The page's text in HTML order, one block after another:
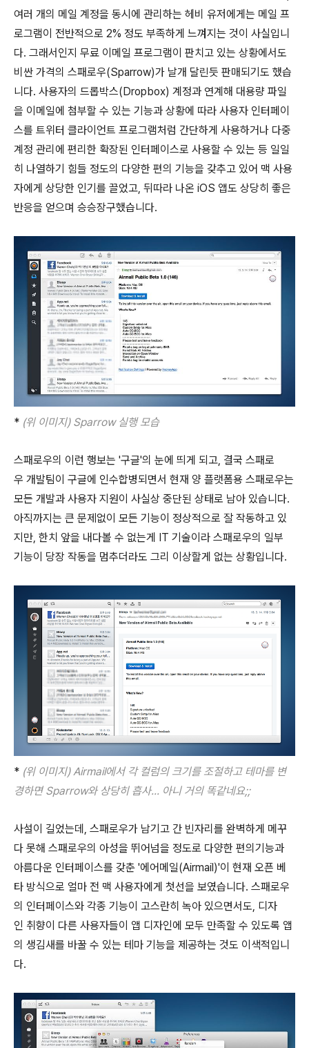
여러 개의 메일 계정을 동시에 관리하는 헤비 유저에게는 메일 프
로그램이 전반적으로 2% 정도 부족하게 느껴지는 것이 사실입니
다. 그래서인지 무료 이메일 프로그램이 판치고 있는 상황에서도
비싼 가격의 스패로우(Sparrow)가 날개 달린듯 판매되기도 했습
니다. 사용자의 드롭박스(Dropbox) 계정과 연계해 대용량 파일
을 이메일에 첨부할 수 있는 기능과 상황에 따라 사용자 인터페이
스를 트위터 클라이언트 프로그램처럼 간단하게 사용하거나 다중
계정 관리에 편리한 확장된 인터페이스로 사용할 수 있는 등 일일
히 나열하기 힘들 정도의 다양한 편의 기능을 갖추고 있어 맥 사용
자에게 상당한 인기를 끌었고, 뒤따라 나온 iOS 앱도 상당히 좋은
반응을 얻으며 승승장구했습니다.
* (위 이미지) Sparrow 실행 모습
스패로우의 이런 행보는 '구글'의 눈에 띄게 되고, 결국 스패로
우 개발팀이 구글에 인수합병되면서 현재 양 플랫폼용 스패로우는
모든 개발과 사용자 지원이 사실상 중단된 상태로 남아 있습니다.
아직까지는 큰 문제없이 모든 기능이 정상적으로 잘 작동하고 있
지만, 한치 앞을 내다볼 수 없는게 IT 기술이라 스패로우의 일부
기능이 당장 작동을 멈추더라도 그리 이상할게 없는 상황입니다.
* (위 이미지) Airmail에서 각 컬럼의 크기를 조절하고 테마를 변
경하면 Sparrow와 상당히 흡사... 아니 거의 똑같네요;;
사설이 길었는데, 스패로우가 남기고 간 빈자리를 완벽하게 메꾸
다 못해 스패로우의 아성을 뛰어넘을 정도로 다양한 편의기능과
아름다운 인터페이스를 갖춘 '에어메일(Airmail)'이 현재 오픈 베
타 방식으로 얼마 전 맥 사용자에게 첫선을 보였습니다. 스패로우
의 인터페이스와 각종 기능이 고스란히 녹아 있으면서도, 디자
인 취향이 다른 사용자들이 앱 디자인에 모두 만족할 수 있도록 앱
의 생김새를 바꿀 수 있는 테마 기능을 제공하는 것도 이색적입니
다.